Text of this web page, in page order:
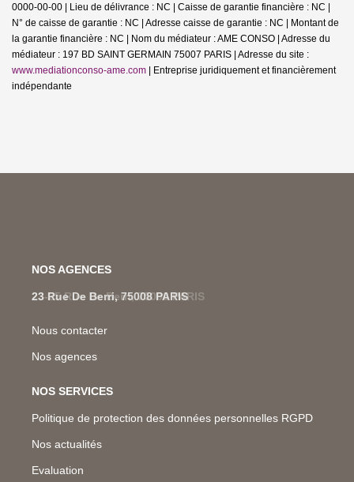
0000-00-00 | Lieu de délivrance : NC | Caisse de garantie financière : NC |
N° de caisse de garantie : NC | Adresse caisse de garantie : NC | Montant de
la garantie financière : NC | Nom du médiateur : AME CONSO | Adresse du
médiateur : 197 BD SAINT GERMAIN 75007 PARIS | Adresse du site :
www.mediationconso-ame.com | Entreprise juridiquement et financièrement
indépendante
NOS AGENCES
23 Rue De Berri, 75008 PARIS
Nous contacter
Nos agences
NOS SERVICES
Politique de protection des données personnelles RGPD
Nos actualités
Evaluation